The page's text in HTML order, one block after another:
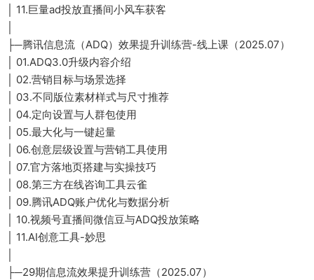
│ 11.巨量ad投放直播间小风车获客
├─腾讯信息流（ADQ）效果提升训练营-线上课（2025.07）
│ 01.ADQ3.0升级内容介绍
│ 02.营销目标与场景选择
│ 03.不同版位素材样式与尺寸推荐
│ 04.定向设置与人群包使用
│ 05.最大化与一键起量
│ 06.创意层级设置与营销工具使用
│ 07.官方落地页搭建与实操技巧
│ 08.第三方在线咨询工具云雀
│ 09.腾讯ADQ账户优化与数据分析
│ 10.视频号直播间微信豆与ADQ投放策略
│ 11.AI创意工具-妙思
├─29期信息流效果提升训练营（2025.07）